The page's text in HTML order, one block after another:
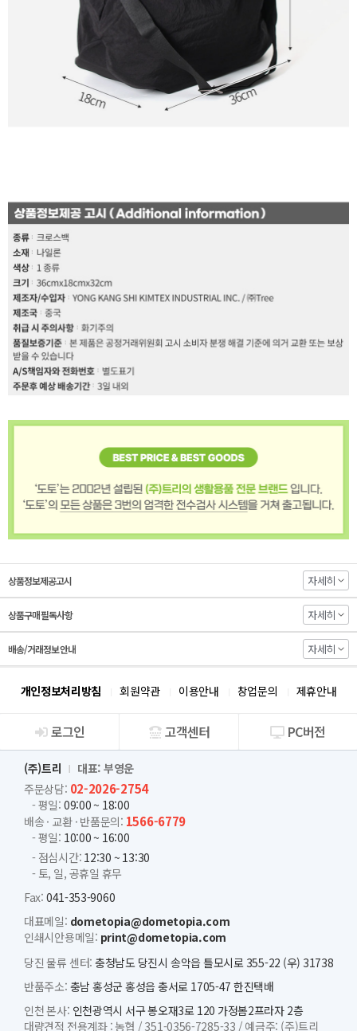
상품정보제공고시 자세히
상품구매 필독사항 자세히
배송/거래정보 안내 자세히
개인정보처리방침 회원약관 이용안내 창업문의 제휴안내
회사소개
로그인 고객센터 PC버전
(주)트리
대표: 부영운
주문상담: 02-2026-2754
- 평일: 09:00 ~ 18:00
배송 · 교환 · 반품문의: 1566-6779
- 평일: 10:00 ~ 16:00
- 점심시간: 12:30 ~ 13:30
- 토, 일, 공휴일 휴무
Fax: 041-353-9060
대표메일: dometopia@dometopia.com
인쇄시안용메일: print@dometopia.com
당진 물류 센터: 충청남도 당진시 송악읍 틀모시로 355-22 (우) 31738
반품주소: 충남 홍성군 홍성읍 충서로 1705-47 한진택배
인천 본사: 인천광역시 서구 봉오재3로 120 가정봄2프라자 2층
대량견적 전용계좌 :농협 / 351-0356-7285-33 / 예금주: (주)트리